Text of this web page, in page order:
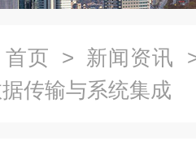
首页 > 新闻资讯
传输与系统集成